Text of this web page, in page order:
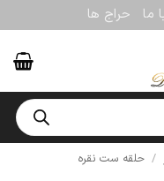
ما حراج ها
/ حلقه ست نقره